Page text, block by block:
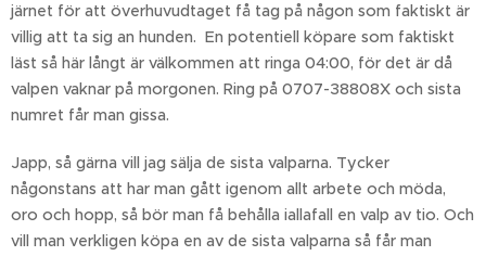
järnet för att överhuvudtaget få tag på någon som faktiskt är
villig att ta sig an hunden. En potentiell köpare som faktiskt
läst så här långt är välkommen att ringa 04:00, för det är då
valpen vaknar på morgonen. Ring på 0707-38808X och sista
numret får man gissa.
Japp, så gärna vill jag sälja de sista valparna. Tycker
någonstans att har man gått igenom allt arbete och möda,
oro och hopp, så bör man få behålla iallafall en valp av tio. Och
vill man verkligen köpa en av de sista valparna så får man